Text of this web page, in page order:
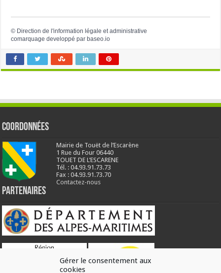
Gérer le consentement aux
cookies
© Direction de l'information légale et administrative
comarquage developpé parbaseo.io
Coordonnées
Mairie de Touët de l’Escarène
1 Rue du Four 06440
TOUET DE L’ESCARENE
Tél. : 04.93.91.73.73
Fax : 04.93.91.73.70
Contactez-nous
Partenaires